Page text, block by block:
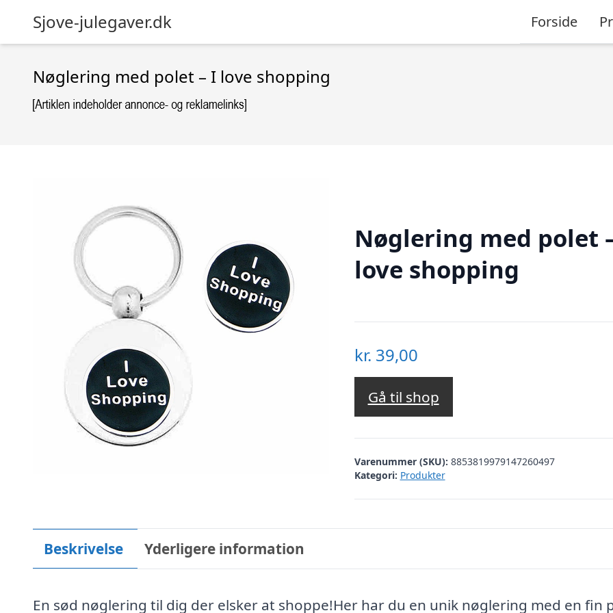
Sjove-julegaver.dk Forside
Nøglering med polet – I love shopping
Nøglering med polet
love shopping
kr. 39,00
Gå til shop
Varenummer (SKU): 8853819979147260497
Kategori: Produkter
Beskrivelse Yderligere information
En sød nøglering til dig der elsker at shoppe!Her har du en unik nøglering med en fin